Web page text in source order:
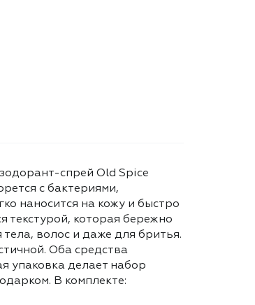
спрей Old Spice
с бактериями,
наносится на кожу и быстро
текстурой, которая бережно
волос и даже для бритья.
Оба средства
упаковка делает набор
В комплекте: